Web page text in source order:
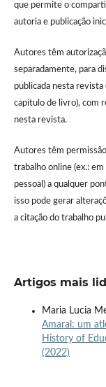
que permite o
autoria e publicação
Autores têm
separadamente, para
publicada nesta
capítulo de livro), com
nesta revista.
Autores têm
trabalho online (ex.:
pessoal) a qualquer
isso pode gerar
a citação do trabalho
Artigos mais
Maria Lucia
Amaral: um
History of
(2022)